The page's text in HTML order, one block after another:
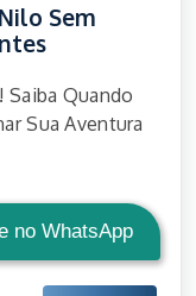
no WhatsApp
Sem
Quando
Sua Aventura